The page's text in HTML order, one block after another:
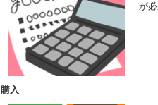
が
購入